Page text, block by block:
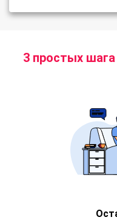
3 простых шага